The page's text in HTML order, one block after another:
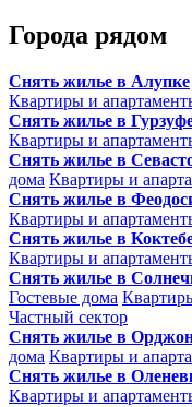
Города рядом
Снять жилье в Алупке
Квартиры и
Снять жилье в
Квартиры и
Снять жилье в
дома Квартиры и
Снять жилье в
Квартиры и
Снять жилье в
Квартиры и
Снять жилье в
Гостевые дома
Частный сектор
Снять жилье в
дома Квартиры и
Снять жилье в
Квартиры и